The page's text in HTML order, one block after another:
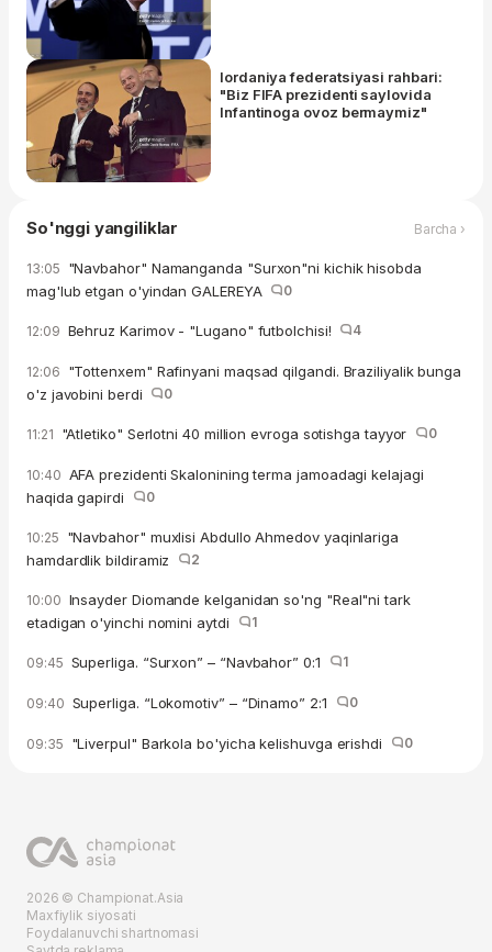
Iordaniya federatsiyasi rahbari:
"Biz FIFA prezidenti saylovida
Infantinoga ovoz bermaymiz"
So'nggi yangiliklar Barcha ›
13:05 "Navbahor" Namanganda "Surxon"ni kichik hisobda
mag'lub etgan o'yindan GALEREYA
0
12:09 Behruz Karimov - "Lugano" futbolchisi! 4
12:06 "Tottenxem" Rafinyani maqsad qilgandi. Braziliyalik bunga
o'z javobini berdi
0
11:21 "Atletiko" Serlotni 40 million evroga sotishga tayyor 0
10:40 AFA prezidenti Skalonining terma jamoadagi kelajagi
haqida gapirdi
0
10:25 "Navbahor" muxlisi Abdullo Ahmedov yaqinlariga
hamdardlik bildiramiz
2
10:00 Insayder Diomande kelganidan so'ng "Real"ni tark
etadigan o'yinchi nomini aytdi
1
09:45 Superliga. “Surxon” – “Navbahor” 0:1 1
09:40 Superliga. “Lokomotiv” – “Dinamo” 2:1 0
09:35 "Liverpul" Barkola bo'yicha kelishuvga erishdi 0
2026 © Championat.Asia
Maxfiylik siyosati
Foydalanuvchi shartnomasi